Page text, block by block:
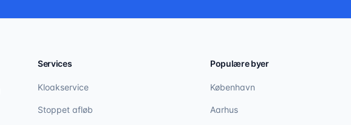
Services
Kloakservice
Stoppet afløb
Populære byer
København
Aarhus